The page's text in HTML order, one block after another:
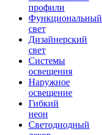
профили
Функциональный
свет
Дизайнерский
свет
Системы
освещения
Наружное
освещение
Гибкий
неон
Светодиодный